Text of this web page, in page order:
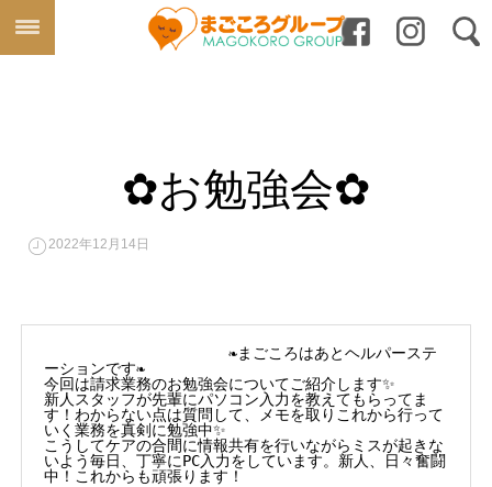
✿お勉強会✿
2022年12月14日
❧まごころはあとヘルパーステ
ーションです❧
今回は請求業務のお勉強会についてご紹介します✨
新人スタッフが先輩にパソコン入力を教えてもらってま
す！わからない点は質問して、メモを取りこれから行って
いく業務を真剣に勉強中✨
こうしてケアの合間に情報共有を行いながらミスが起きな
いよう毎日、丁寧にPC入力をしています。新人、日々奮闘
中！これからも頑張ります！